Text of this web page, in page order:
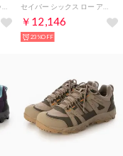
￥12,146
23%OFF